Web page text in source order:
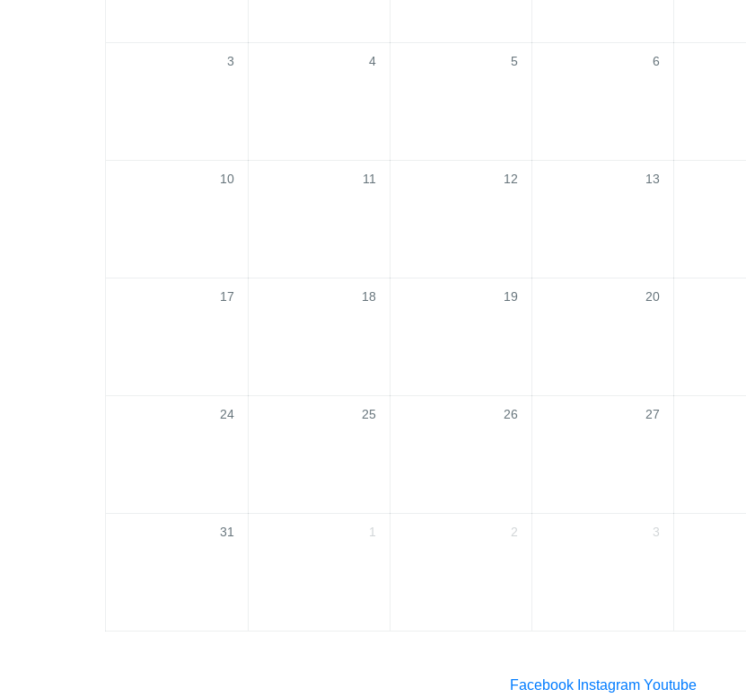
3 4 5 6
10 11 12 13
17 18 19 20
24 25 26 27
31 1 2 3
Facebook Instagram Youtube